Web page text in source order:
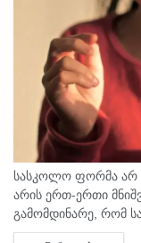
სასკოლო ფორმა არ
არის ერთ-ერთი
გამომდინარე, რომ
თანასწორობაზე,